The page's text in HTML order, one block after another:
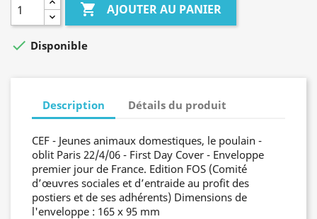
 AJOUTER AU PANIER
 Disponible
Description Détails du produit
CEF - Jeunes animaux domestiques, le poulain -
oblit Paris 22/4/06 - First Day Cover - Enveloppe
premier jour de France. Edition FOS (Comité
d’œuvres sociales et d’entraide au profit des
postiers et de ses adhérents) Dimensions de
l'enveloppe : 165 x 95 mm